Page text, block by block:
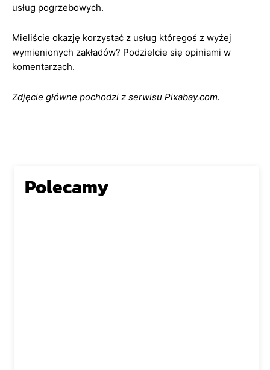
usług pogrzebowych.
Mieliście okazję korzystać z usług któregoś z wyżej
wymienionych zakładów? Podzielcie się opiniami w
komentarzach.
Zdjęcie główne pochodzi z serwisu Pixabay.com.
Polecamy